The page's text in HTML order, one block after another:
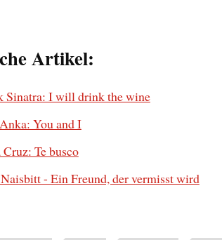
Artikel:
Sinatra: I will drink the wine
You and I
Te busco
- Ein Freund, der vermisst wird